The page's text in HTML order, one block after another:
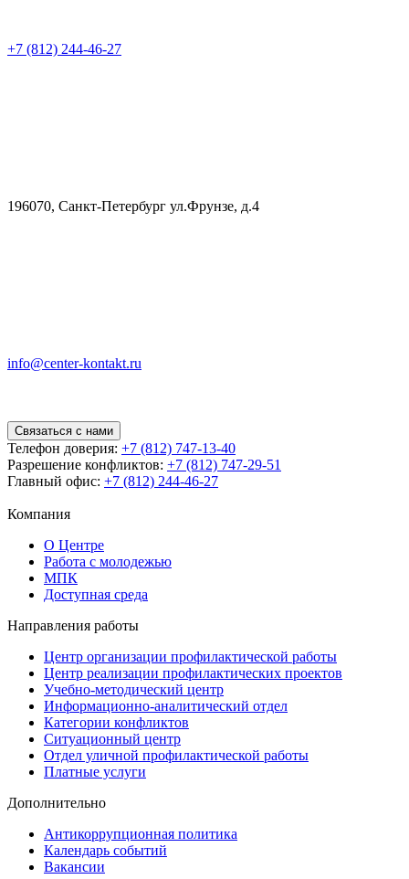
+7 (812) 244-46-27
196070, Санкт-Петербург ул.Фрунзе, д.4
info@center-kontakt.ru
Связаться с нами
Телефон доверия: +7 (812) 747-13-40
Разрешение конфликтов: +7 (812) 747-29-51
Главный офис: +7 (812) 244-46-27
Компания
О Центре
Работа с молодежью
МПК
Доступная среда
Направления работы
Центр организации профилактической работы
Центр реализации профилактических проектов
Учебно-методический центр
Информационно-аналитический отдел
Категории конфликтов
Ситуационный центр
Отдел уличной профилактической работы
Платные услуги
Дополнительно
Антикоррупционная политика
Календарь событий
Вакансии